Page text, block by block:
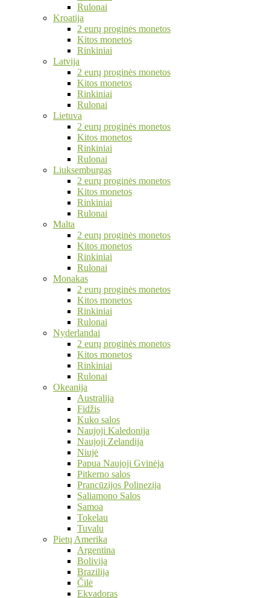
Rulonai
Kroatija
2 eurų proginės monetos
Kitos monetos
Rinkiniai
Latvija
2 eurų proginės monetos
Kitos monetos
Rinkiniai
Rulonai
Lietuva
2 eurų proginės monetos
Kitos monetos
Rinkiniai
Rulonai
Liuksemburgas
2 eurų proginės monetos
Kitos monetos
Rinkiniai
Rulonai
Malta
2 eurų proginės monetos
Kitos monetos
Rinkiniai
Rulonai
Monakas
2 eurų proginės monetos
Kitos monetos
Rinkiniai
Rulonai
Nyderlandai
2 eurų proginės monetos
Kitos monetos
Rinkiniai
Rulonai
Okeanija
Australija
Fidžis
Kuko salos
Naujoji Kaledonija
Naujoji Zelandija
Niujė
Papua Naujoji Gvinėja
Pitkerno salos
Prancūzijos Polinezija
Saliamono Salos
Samoa
Tokelau
Tuvalu
Pietų Amerika
Argentina
Bolivija
Brazilija
Čilė
Ekvadoras